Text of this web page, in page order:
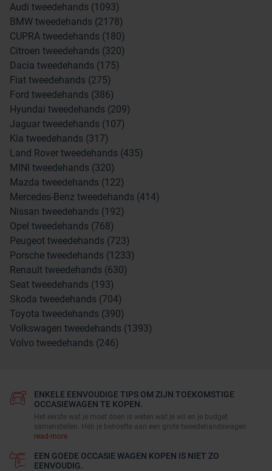
Audi tweedehands (1093)
BMW tweedehands (2178)
CUPRA tweedehands (180)
Citroen tweedehands (320)
Dacia tweedehands (175)
Fiat tweedehands (275)
Ford tweedehands (386)
Hyundai tweedehands (209)
Jaguar tweedehands (107)
Kia tweedehands (317)
Land Rover tweedehands (435)
MINI tweedehands (320)
Mazda tweedehands (122)
Mercedes-Benz tweedehands (414)
Nissan tweedehands (192)
Opel tweedehands (768)
Peugeot tweedehands (723)
Porsche tweedehands (1233)
Renault tweedehands (630)
Seat tweedehands (193)
Skoda tweedehands (704)
Toyota tweedehands (390)
Volkswagen tweedehands (1393)
Volvo tweedehands (246)
ENKELE EENVOUDIGE TIPS OM ZIJN TOEKOMSTIGE
OCCASIEWAGEN TE KOPEN.
Het eerste wat je moet doen is weten wat je wil en je budget
samenstellen. Heb je behoefte aan een grote tweedehandswagen
read-more
EEN GOEDE OCCASIE WAGEN KOPEN IS NIET ZO
EENVOUDIG.